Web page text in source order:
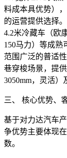
料成本具优势）
的运营提供选择
4.2米冷藏车（欧
150马力）等成熟
范围广泛的普适
巷穿梭场景，提
3050mm，灵活）
三、 核心优势、
基于对力达汽车
争优势主要体现
数。